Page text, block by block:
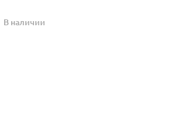
В наличии